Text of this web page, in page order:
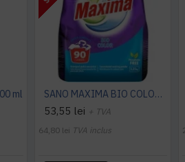
ml SANO MAXIMA BIO COLOR DETERGENT PUDRA, 3.25 Kg
53,55 lei + TVA
64,80 lei TVA inclus